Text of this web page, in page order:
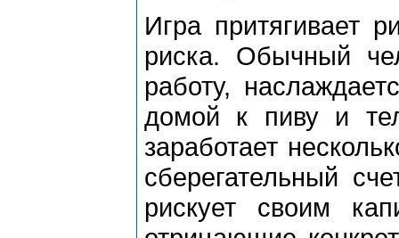
Игра притягивает
риска. Обычный
работу,
домой к пиву и
заработает
сберегательный
рискует своим